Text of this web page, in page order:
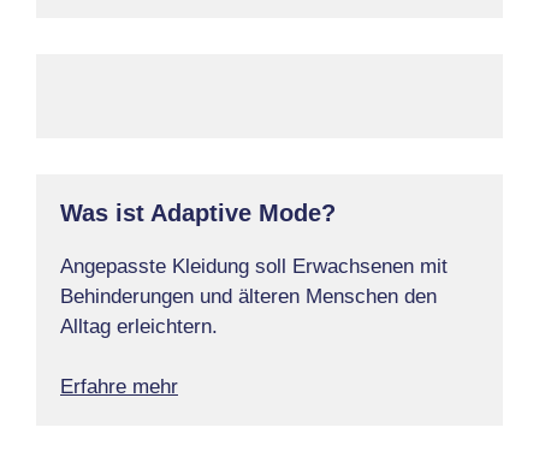
Was ist Adaptive Mode?
Angepasste Kleidung soll Erwachsenen mit
Behinderungen und älteren Menschen den
Alltag erleichtern.
Erfahre mehr